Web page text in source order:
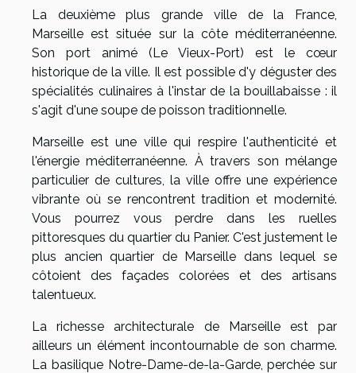
La deuxième plus grande ville de la France,
Marseille est située sur la côte méditerranéenne.
Son port animé (Le Vieux-Port) est le cœur
historique de la ville. Il est possible d'y déguster des
spécialités culinaires à l'instar de la bouillabaisse : il
s'agit d'une soupe de poisson traditionnelle.
Marseille est une ville qui respire l'authenticité et
l'énergie méditerranéenne. À travers son mélange
particulier de cultures, la ville offre une expérience
vibrante où se rencontrent tradition et modernité.
Vous pourrez vous perdre dans les ruelles
pittoresques du quartier du Panier. C'est justement le
plus ancien quartier de Marseille dans lequel se
côtoient des façades colorées et des artisans
talentueux.
La richesse architecturale de Marseille est par
ailleurs un élément incontournable de son charme.
La basilique Notre-Dame-de-la-Garde, perchée sur